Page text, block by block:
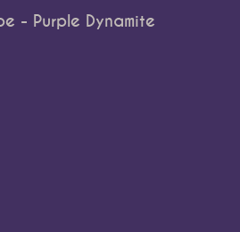
- Purple Dynamite